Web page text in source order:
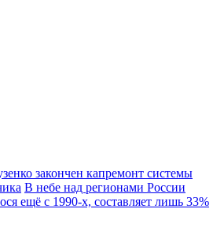
закончен капремонт системы
В небе над регионами России
ещё с 1990-х, составляет лишь 33%